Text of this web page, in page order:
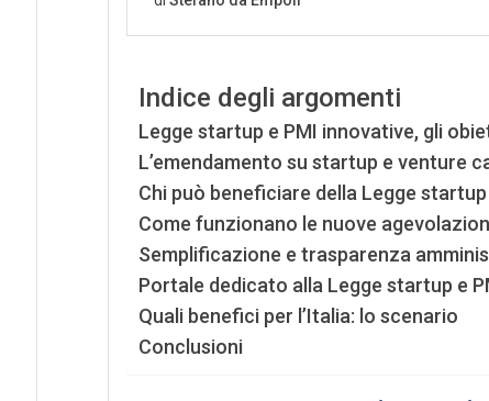
Indice degli argomenti
Legge startup e PMI innovative, gli
L’emendamento su startup e venture
Chi può beneficiare della Legge
Come funzionano le nuove
Semplificazione e trasparenza
Portale dedicato alla Legge startup e
Quali benefici per l’Italia: lo scenario
Conclusioni